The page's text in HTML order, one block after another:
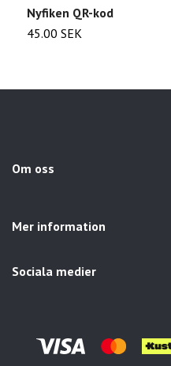
Nyfiken QR-kod
45.00 SEK
Om oss
Mer information
Sociala medier